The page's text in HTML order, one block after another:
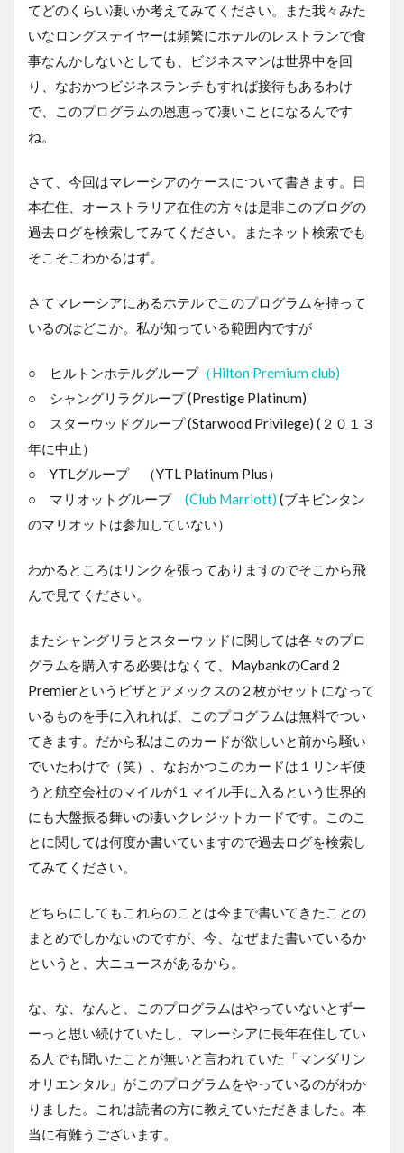
てどのくらい凄いか考えてみてください。また我々みた
いなロングステイヤーは頻繁にホテルのレストランで食
事なんかしないとしても、ビジネスマンは世界中を回
り、なおかつビジネスランチもすれば接待もあるわけ
で、このプログラムの恩恵って凄いことになるんです
ね。
さて、今回はマレーシアのケースについて書きます。日
本在住、オーストラリア在住の方々は是非このブログの
過去ログを検索してみてください。またネット検索でも
そこそこわかるはず。
さてマレーシアにあるホテルでこのプログラムを持って
いるのはどこか。私が知っている範囲内ですが
○ ヒルトンホテルグループ（Hilton Premium club)
○ シャングリラグループ (Prestige Platinum)
○ スターウッドグループ (Starwood Privilege) (２０１３
年に中止）
○ YTLグループ （YTL Platinum Plus）
○ マリオットグループ (Club Marriott) (ブキビンタン
のマリオットは参加していない）
わかるところはリンクを張ってありますのでそこから飛
んで見てください。
またシャングリラとスターウッドに関しては各々のプロ
グラムを購入する必要はなくて、MaybankのCard 2
Premierというビザとアメックスの２枚がセットになって
いるものを手に入れれば、このプログラムは無料でつい
てきます。だから私はこのカードが欲しいと前から騒い
でいたわけで（笑）、なおかつこのカードは１リンギ使
うと航空会社のマイルが１マイル手に入るという世界的
にも大盤振る舞いの凄いクレジットカードです。このこ
とに関しては何度か書いていますので過去ログを検索し
てみてください。
どちらにしてもこれらのことは今まで書いてきたことの
まとめでしかないのですが、今、なぜまた書いているか
というと、大ニュースがあるから。
な、な、なんと、このプログラムはやっていないとずー
ーっと思い続けていたし、マレーシアに長年在住してい
る人でも聞いたことが無いと言われていた「マンダリン
オリエンタル」がこのプログラムをやっているのがわか
りました。これは読者の方に教えていただきました。本
当に有難うございます。